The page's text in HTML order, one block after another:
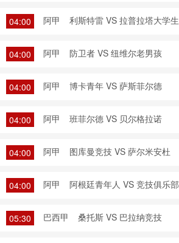
04:00 阿甲 利斯特雷 VS 拉普拉塔大学生
04:00 阿甲 防卫者 VS 纽维尔老男孩
04:00 阿甲 博卡青年 VS 萨斯菲尔德
04:00 阿甲 班菲尔德 VS 贝尔格拉诺
04:00 阿甲 图库曼竞技 VS 萨尔米安杜
04:00 阿甲 阿根廷青年人 VS 竞技俱乐部
05:30 巴西甲 桑托斯 VS 巴拉纳竞技